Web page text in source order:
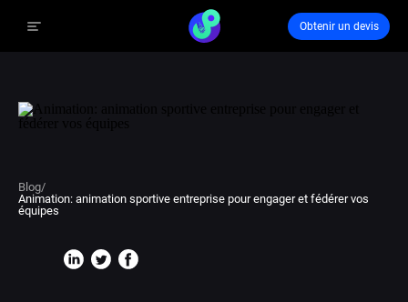
Obtenir un devis
Blog/
Animation: animation sportive entreprise pour engager et fédérer vos
équipes